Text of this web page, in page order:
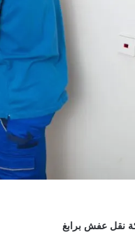
نقل عفش برابغ